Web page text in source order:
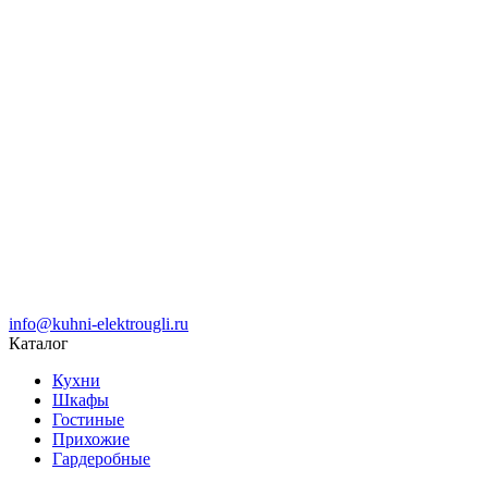
info@kuhni-elektrougli.ru
Каталог
Кухни
Шкафы
Гостиные
Прихожие
Гардеробные